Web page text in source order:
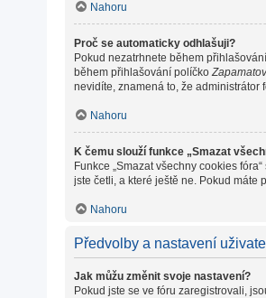
Nahoru
Proč se automaticky odhlašuji?
Pokud nezatrhnete během
během přihlašování políčko
nevidíte, znamená to, že administrátor
Nahoru
K čemu slouží funkce „Smazat
Funkce „Smazat všechny cookies
jste četli, a které ještě ne. Pokud
Nahoru
Předvolby a nastavení
Jak můžu změnit svoje nastavení?
Pokud jste se ve fóru zaregistrovali,